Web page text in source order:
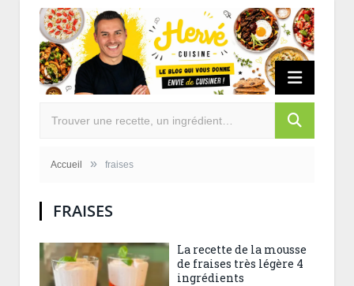
Accueil » fraises
FRAISES
La recette de la mousse
de fraises très légère 4
ingrédients